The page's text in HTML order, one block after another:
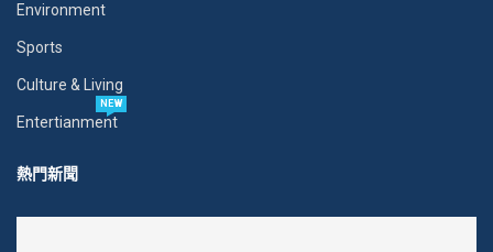
Environment
Sports
Culture & Living
Entertianment
NEW
熱門新聞